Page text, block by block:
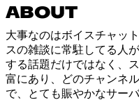
ABOUT
大事なのはボイスチャッ
スの雑談に常駐してる人
する話題だけではなく、
富にあり、どのチャンネ
で、とても賑やかなサー